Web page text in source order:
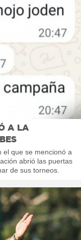
A LA
el que se mencionó a
abrió las puertas
de sus torneos.